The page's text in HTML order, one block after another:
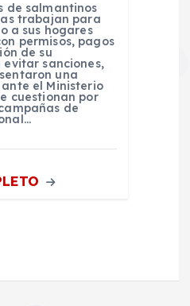
de salmantinos
trabajan para
a sus hogares
permisos, pagos
de su
sanciones,
una
el Ministerio
cuestionan por
de